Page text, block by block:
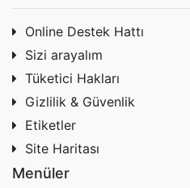
Online Destek Hattı
Sizi arayalım
Tüketici Hakları
Gizlilik & Güvenlik
Etiketler
Site Haritası
Menüler